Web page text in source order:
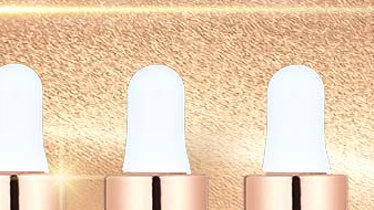
3.完整用戶服務條款，請詳閱以下連結：https://oppay.tw/
7-11取貨付款
每筆NT$100，滿NT$1,000(含以上)免運費
付款後7-11取貨
每筆NT$100，滿NT$1,000(含以上)免運費
宅配
每筆NT$150，滿NT$1,000(含以上)免運費